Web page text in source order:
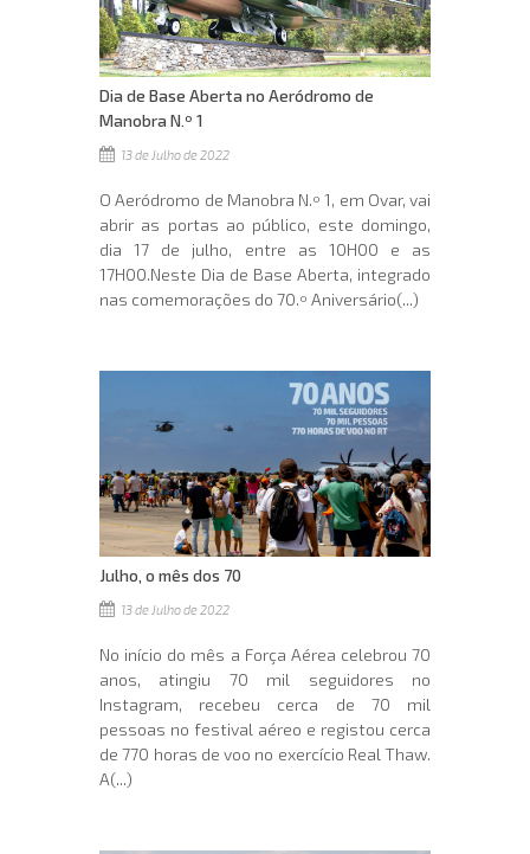
Dia de Base Aberta no Aeródromo de
Manobra N.º 1
13 de Julho de 2022
O Aeródromo de Manobra N.º 1, em Ovar, vai
abrir as portas ao público, este domingo,
dia 17 de julho, entre as 10H00 e as
17H00.Neste Dia de Base Aberta, integrado
nas comemorações do 70.º Aniversário(...)
Julho, o mês dos 70
13 de Julho de 2022
No início do mês a Força Aérea celebrou 70
anos, atingiu 70 mil seguidores no
Instagram, recebeu cerca de 70 mil
pessoas no festival aéreo e registou cerca
de 770 horas de voo no exercício Real Thaw.
A(...)